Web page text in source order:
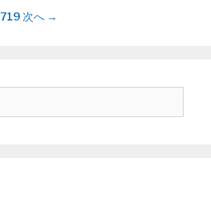
719 次へ →